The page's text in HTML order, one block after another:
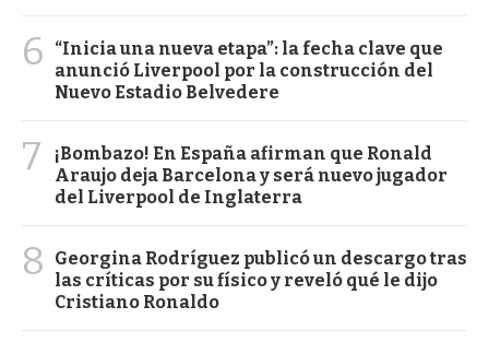
6
“Inicia una nueva etapa”: la fecha clave que
anunció Liverpool por la construcción del
Nuevo Estadio Belvedere
7
¡Bombazo! En España afirman que Ronald
Araujo deja Barcelona y será nuevo jugador
del Liverpool de Inglaterra
8
Georgina Rodríguez publicó un descargo tras
las críticas por su físico y reveló qué le dijo
Cristiano Ronaldo